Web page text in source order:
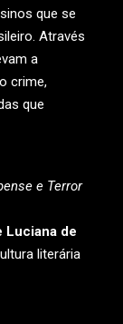
que se
Através
a
crime,
que
e Terror
Luciana de
literária